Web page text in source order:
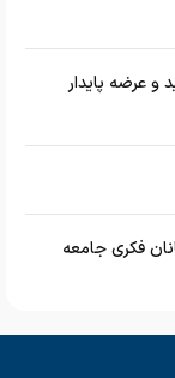
و عرضه پایدار
فکری جامعه